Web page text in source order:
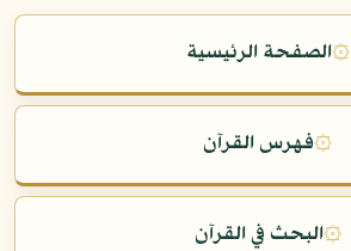
۞الصفحة الرئيسية
۞فهرس القرآن
۞البحث في القرآن